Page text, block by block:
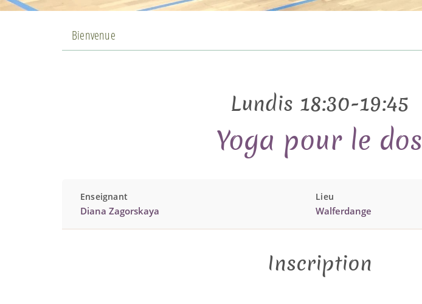
Bienvenue
Lundis 18:30-19:45
Yoga pour le dos
Enseignant
Diana Zagorskaya
Lieu
Walferdange
Inscription